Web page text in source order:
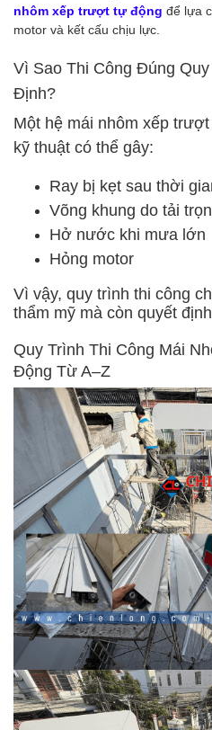
nhôm xếp trượt tự động để lựa
motor và kết cấu chịu lực.
Vì Sao Thi Công Đúng
Định?
Một hệ mái nhôm xếp
kỹ thuật có thể gây:
Ray bị kẹt sau thời
Võng khung do tải
Hở nước khi mưa lớn
Hỏng motor
Vì vậy, quy trình thi công
thẩm mỹ mà còn quyết
Quy Trình Thi Công Mái
Động Từ A–Z